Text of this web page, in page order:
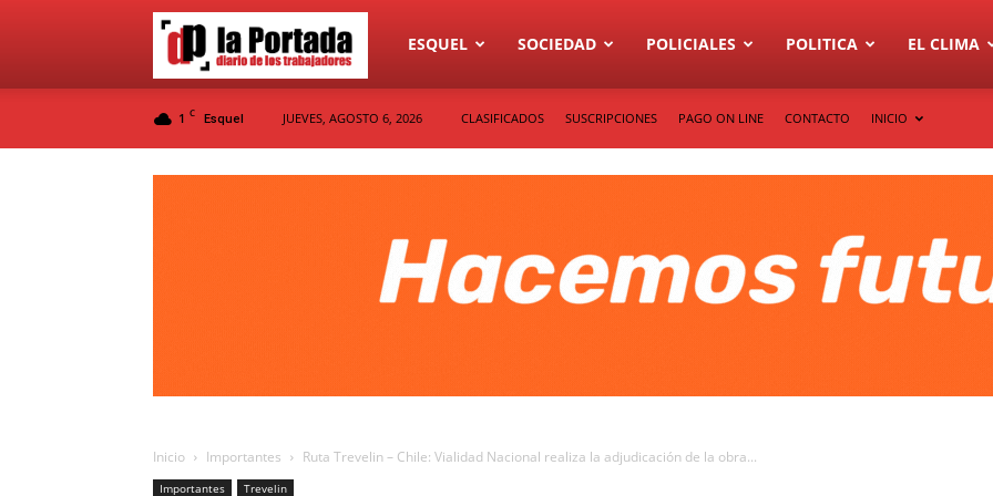
Diario
La
ESQUEL SOCIEDAD POLICIALES POLITICA EL CLIMA
1 C Esquel JUEVES, AGOSTO 6, 2026 CLASIFICADOS SUSCRIPCIONES PAGO ON LINE CONTACTO INICIO
Inicio Importantes Ruta Trevelin – Chile: Vialidad Nacional realiza la adjudicación de la obra...
Importantes Trevelin